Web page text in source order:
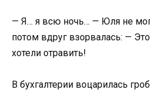
— Я… я всю ночь… — Юля не
потом вдруг взорвалась: —
хотели отравить!
В бухгалтерии воцарилась